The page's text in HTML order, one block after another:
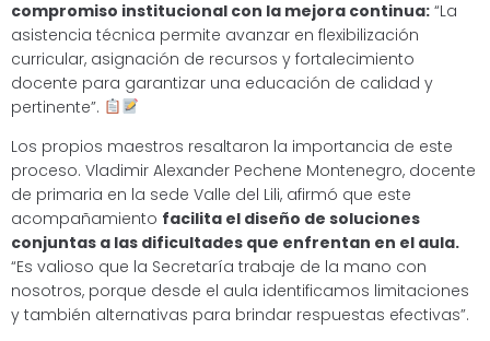
compromiso institucional con la mejora continua: “La
asistencia técnica permite avanzar en flexibilización
curricular, asignación de recursos y fortalecimiento
docente para garantizar una educación de calidad y
pertinente”.
Los propios maestros resaltaron la importancia de este
proceso. Vladimir Alexander Pechene Montenegro, docente
de primaria en la sede Valle del Lili, afirmó que este
acompañamiento facilita el diseño de soluciones
conjuntas a las dificultades que enfrentan en el aula.
“Es valioso que la Secretaría trabaje de la mano con
nosotros, porque desde el aula identificamos limitaciones
y también alternativas para brindar respuestas efectivas”.